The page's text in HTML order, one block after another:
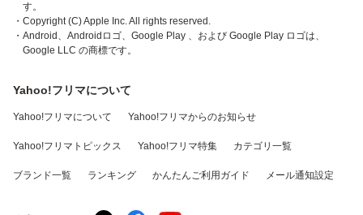
す。
・Copyright (C) Apple Inc. All rights reserved.
・Android、Androidロゴ、Google Play 、および Google Play ロゴは、
Google LLC の商標です。
Yahoo!フリマについて
Yahoo!フリマについて Yahoo!フリマからのお知らせ
Yahoo!フリマトピックス Yahoo!フリマ特集 カテゴリ一覧
ブランド一覧 ランキング かんたんご利用ガイド メール通知設定